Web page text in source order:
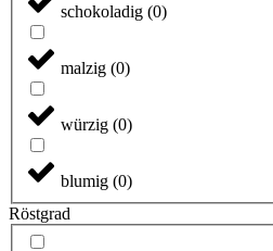
schokoladig (0)
malzig (0)
würzig (0)
blumig (0)
Röstgrad